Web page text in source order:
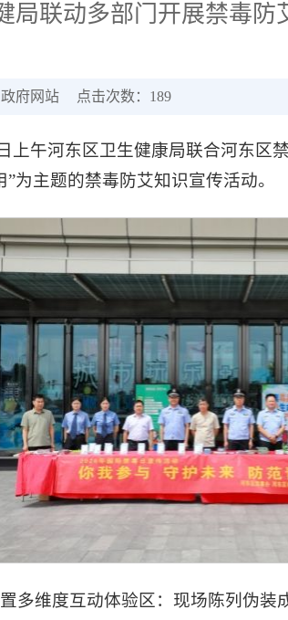
局联动多部门开展禁毒防
府网站 点击次数： 189
上午河东区卫生健康局联合河东
为主题的禁毒防艾知识宣传活动。
多维度互动体验区：现场陈列伪